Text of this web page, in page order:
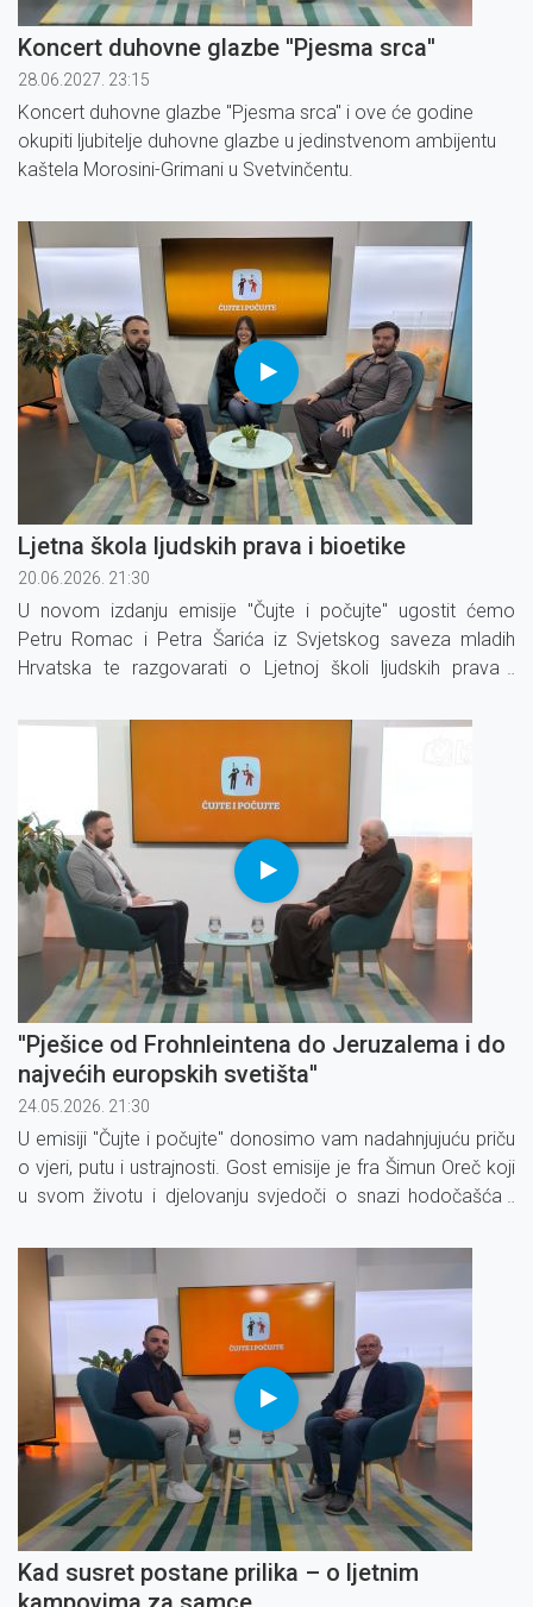
Koncert duhovne glazbe ''Pjesma srca''
28.06.2027. 23:15
Koncert duhovne glazbe ''Pjesma srca'' i ove će godine
okupiti ljubitelje duhovne glazbe u jedinstvenom ambijentu
kaštela Morosini-Grimani u Svetvinčentu.
Ljetna škola ljudskih prava i bioetike
20.06.2026. 21:30
U novom izdanju emisije ''Čujte i počujte'' ugostit ćemo
Petru Romac i Petra Šarića iz Svjetskog saveza mladih
Hrvatska te razgovarati o Ljetnoj školi ljudskih prava i
''Pješice od Frohnleintena do Jeruzalema i do
najvećih europskih svetišta''
24.05.2026. 21:30
U emisiji ''Čujte i počujte'' donosimo vam nadahnjujuću priču
o vjeri, putu i ustrajnosti. Gost emisije je fra Šimun Oreč koji
u svom životu i djelovanju svjedoči o snazi hodočašća i
Kad susret postane prilika – o ljetnim